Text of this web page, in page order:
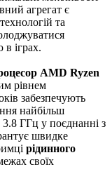
агрегат є
та
іграх.
AMD Ryzen
рівнем
забезпечують
найбільш
3.8 ГГц у поєднанні з
швидке
рідинного
своїх